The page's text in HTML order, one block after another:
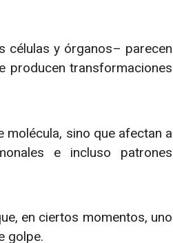
células y órganos– parecen
producen transformaciones
sino que afectan a
e incluso patrones
en ciertos momentos, uno
golpe.